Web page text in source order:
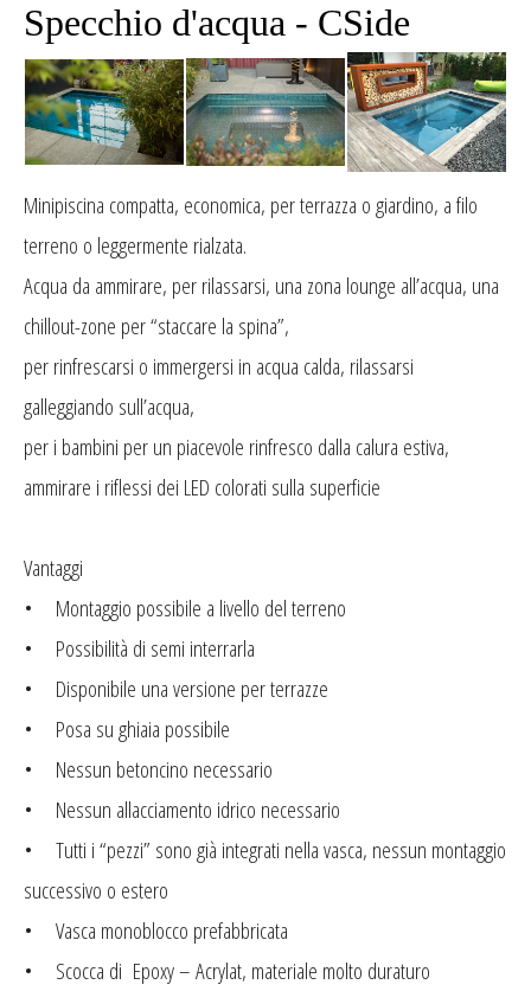
Specchio d'acqua - CSide
Minipiscina compatta, economica, per terrazza o giardino, a filo
terreno o leggermente rialzata.
Acqua da ammirare, per rilassarsi, una zona lounge all’acqua, una
chillout-zone per “staccare la spina”,
per rinfrescarsi o immergersi in acqua calda, rilassarsi
galleggiando sull’acqua,
per i bambini per un piacevole rinfresco dalla calura estiva,
ammirare i riflessi dei LED colorati sulla superficie
Vantaggi
• Montaggio possibile a livello del terreno
• Possibilità di semi interrarla
• Disponibile una versione per terrazze
• Posa su ghiaia possibile
• Nessun betoncino necessario
• Nessun allacciamento idrico necessario
• Tutti i “pezzi” sono già integrati nella vasca, nessun montaggio
successivo o estero
• Vasca monoblocco prefabbricata
• Scocca di Epoxy – Acrylat, materiale molto duraturo